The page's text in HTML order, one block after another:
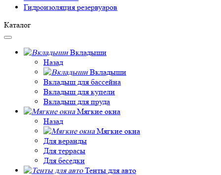
Гидроизоляция резервуаров
Каталог
Вкладыши
Назад
Вкладыши
Вкладыш для бассейна
Вкладыш для купели
Вкладыш для пруда
Мягкие окна
Назад
Мягкие окна
Для веранды
Для террасы
Для беседки
Тенты для авто